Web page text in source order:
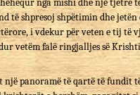
të shpresoj shpëtimin dhe jetën
i vdekur për veten e tij të
vetëm falë ringjalljes së
panoramë të qartë të fundit